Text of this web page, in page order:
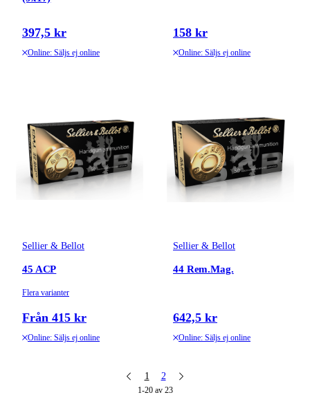
397,5 kr
Online: Säljs ej online
158 kr
Online: Säljs ej online
Sellier & Bellot
45 ACP
Flera varianter
Från 415 kr
Online: Säljs ej online
Sellier & Bellot
44 Rem.Mag.
642,5 kr
Online: Säljs ej online
1 2
1-20 av 23